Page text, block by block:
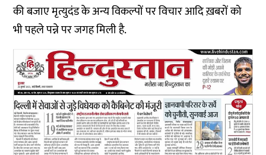
की बजाए मृत्युदंड के अन्य विकल्पों पर विचार आदि ख़बरों को
भी पहले पन्ने पर जगह मिली है.